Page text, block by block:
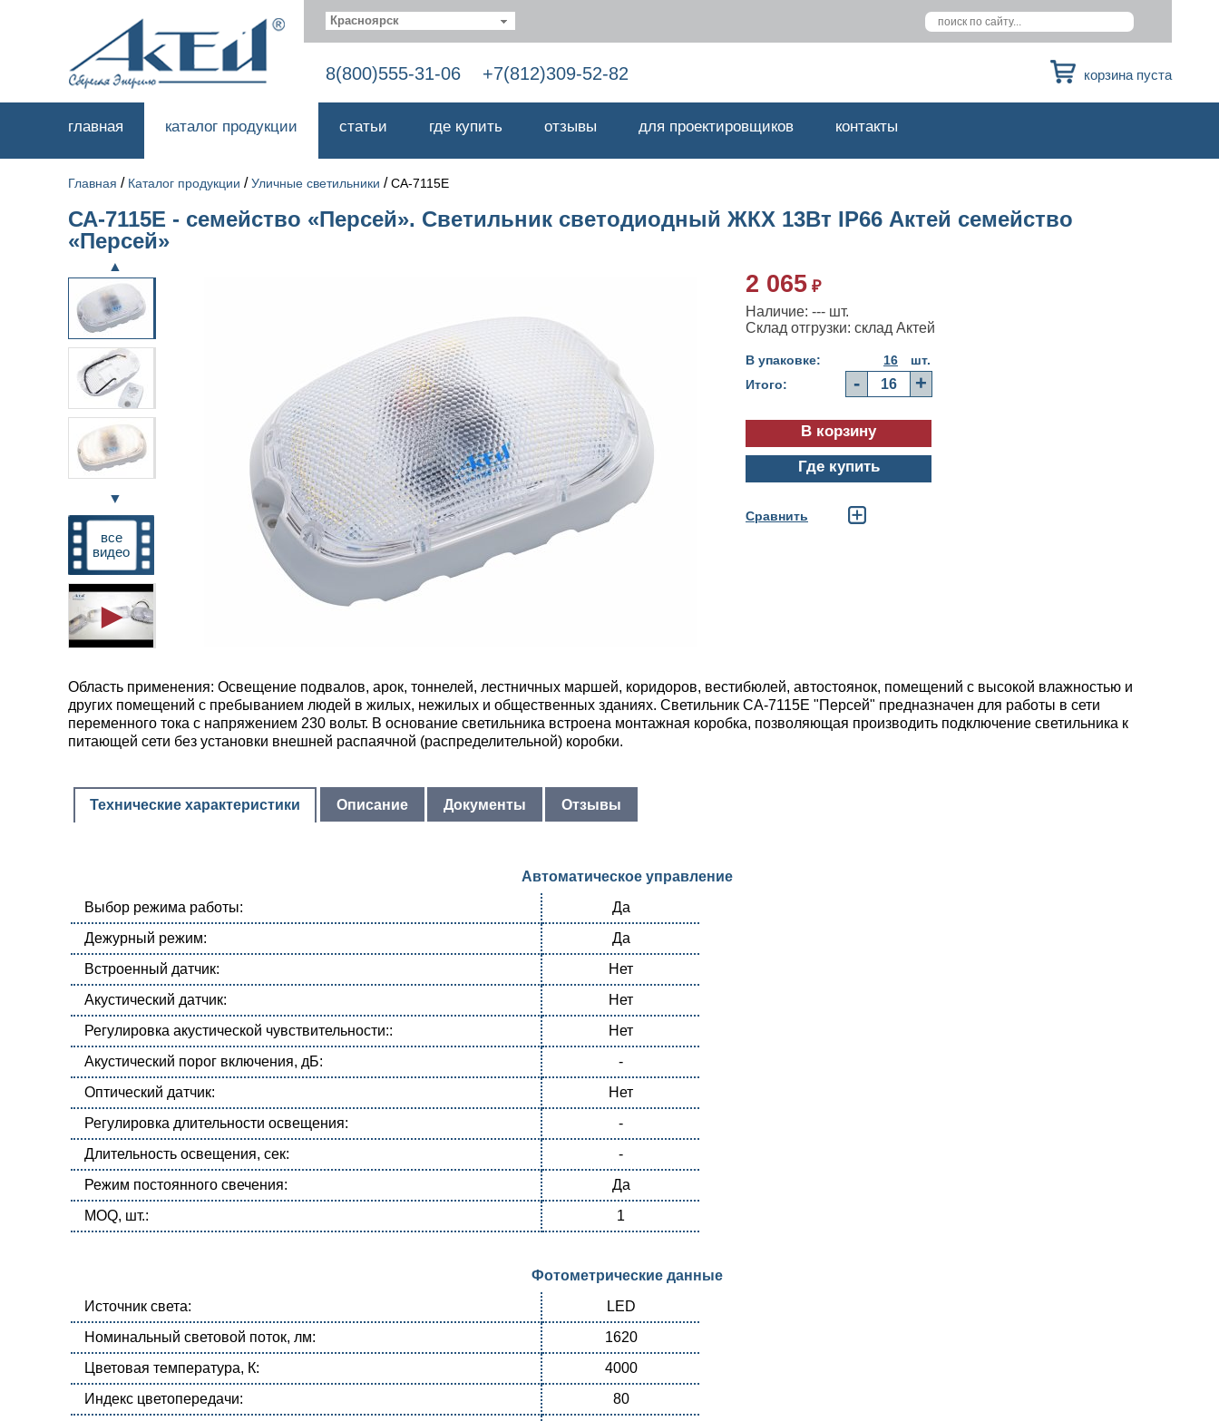
Красноярск
8(800)555-31-06 +7(812)309-52-82 корзина пуста
главная каталог продукции статьи где купить отзывы для проектировщиков контакты
Главная / Каталог продукции /Уличные светильники /СА-7115Е
СА-7115Е - семейство «Персей». Светильник светодиодный ЖКХ 13Вт IP66 Актей семейство
«Персей»
▲
▼
все
видео
2 065 ₽
Наличие: --- шт.
Cклад отгрузки: склад Актей
В упаковке: 16
шт.
Итого:
- +
Где купить
Cравнить
Область применения: Освещение подвалов, арок, тоннелей, лестничных маршей, коридоров, вестибюлей, автостоянок, помещений с высокой влажностью и
других помещений с пребыванием людей в жилых, нежилых и общественных зданиях. Светильник СА-7115Е "Персей" предназначен для работы в сети
переменного тока с напряжением 230 вольт. В основание светильника встроена монтажная коробка, позволяющая производить подключение светильника к
питающей сети без установки внешней распаячной (распределительной) коробки.
Технические характеристики Описание Документы Отзывы
Автоматическое управление
Выбор режима работы:
Да
Дежурный режим:
Да
Встроенный датчик:
Нет
Акустический датчик:
Нет
Регулировка акустической чувствительности::
Нет
Акустический порог включения, дБ:
-
Оптический датчик:
Нет
Регулировка длительности освещения:
-
Длительность освещения, сек:
-
Режим постоянного свечения:
Да
MOQ, шт.:
1
Фотометрические данные
Источник света:
LED
Номинальный световой поток, лм:
1620
Цветовая температура, К:
4000
Индекс цветопередачи:
80